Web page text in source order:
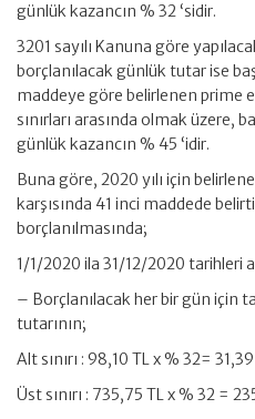
günlük kazancın % 32 ‘sidir.
3201 sayılı Kanuna göre
borçlanılacak günlük tutar ise
maddeye göre belirlenen prime
sınırları arasında olmak üzere,
günlük kazancın % 45 ‘idir.
Buna göre, 2020 yılı için
karşısında 41 inci maddede
borçlanılmasında;
1/1/2020 ila 31/12/2020 tarihleri
– Borçlanılacak her bir gün için
tutarının;
Alt sınırı : 98,10 TL x % 32=
Üst sınırı : 735,75 TL x % 32 =